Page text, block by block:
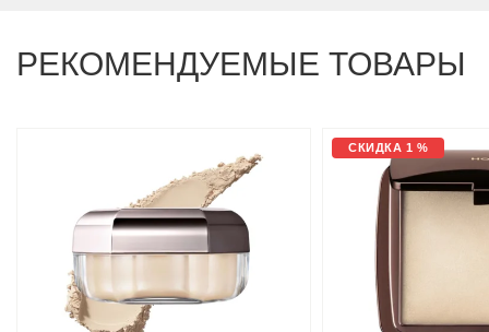
РЕКОМЕНДУЕМЫЕ ТОВАРЫ
СКИДКА 1 %